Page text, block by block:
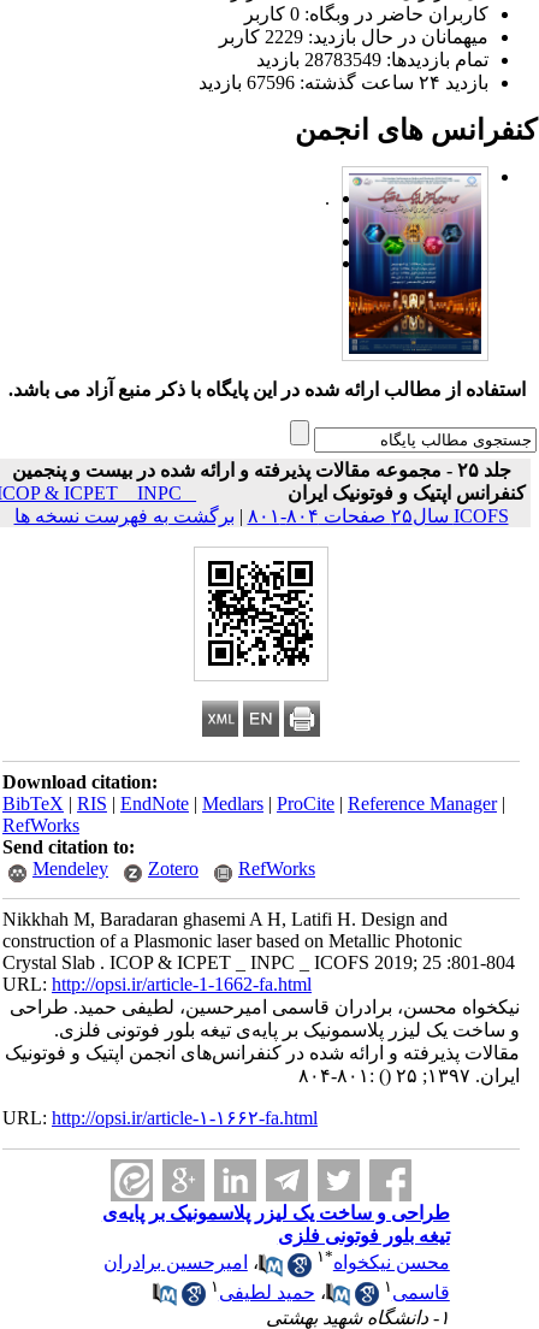
کاربران حاضر در وبگاه: 0 کاربر
میهمانان در حال بازدید: 2229 کاربر
تمام بازدید‌ها: 28783549 بازدید
بازدید ۲۴ ساعت گذشته: 67596 بازدید
های انجمن
.
استفاده از مطالب ارائه شده در این پایگاه با ذکر منبع آزاد می باشد.
جلد ۲۵ - مجموعه مقالات پذیرفته و ارائه شده در بیست و پنجمین
کنفرانس اپتیک و فوتونیک ایران
ICOP & ICPET _ INPC _
ICOFS سال۲۵ صفحات ۸۰۴-۸۰۱
| برگشت به فهرست نسخه ها
Download citation:
BibTeX|RIS|EndNote|Medlars|ProCite|Reference Manager
RefWorks
Send citation to:
Mendeley
Zotero RefWorks
Nikkhah M, Baradaran ghasemi A H, Latifi H. Design and
construction of a Plasmonic laser based on Metallic Photonic
Crystal Slab . ICOP & ICPET _ INPC _ ICOFS 2019; 25 :801-804
URL:http://opsi.ir/article-1-1662-fa.html
نیکخواه محسن، برادران قاسمی امیرحسین، لطیفی حمید. طراحی
و ساخت یک لیزر پلاسمونیک بر پایه‌ی تیغه بلور فوتونی فلزی.
مقالات پذیرفته و ارائه شده در کنفرانس‌های انجمن اپتیک و فوتونیک
ایران. ۱۳۹۷; ۲۵
() :۸۰۱-۸۰۴
URL:http://opsi.ir/article-۱-۱۶۶۲-fa.html
طراحی و ساخت یک لیزر پلاسمونیک بر پایه‌ی
تیغه بلور فوتونی فلزی
محسن نیکخواه* ۱ ،امیرحسین برادران
قاسمی
،حمید لطیفی